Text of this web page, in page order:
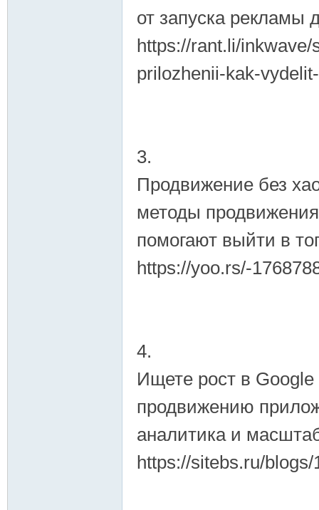
от запуска рекламы
https://rant.li/
prilozhenii-kak-
3.
Продвижение без
методы
помогают выйти в
https://yoo.rs/-
4.
Ищете рост в
продвижению
аналитика и
https://sitebs.ru/